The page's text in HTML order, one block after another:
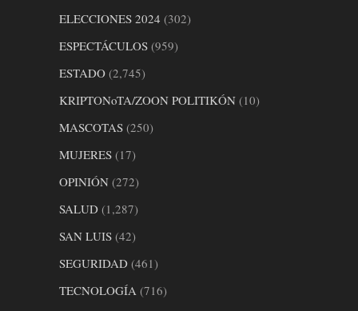
ELECCIONES 2024 (302)
ESPECTÁCULOS (959)
ESTADO (2,745)
KRIPTONoTA/ZOON POLITIKÓN (10)
MASCOTAS (250)
MUJERES (17)
OPINIÓN (272)
SALUD (1,287)
SAN LUIS (42)
SEGURIDAD (461)
TECNOLOGÍA (716)